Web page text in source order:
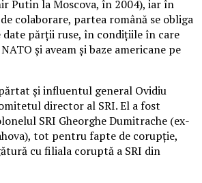
Putin la Moscova, în 2004), iar în
colaborare, partea română se obliga
date părţii ruse, în condiţiile în care
şi aveam şi baze americane pe
şi influentul general Ovidiu
director al SRI. El a fost
SRI Gheorghe Dumitrache (ex-
tot pentru fapte de corupţie,
cu filiala coruptă a SRI din